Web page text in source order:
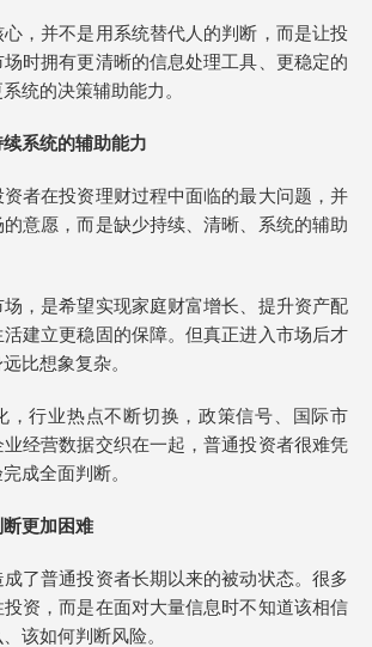
，并不是用系统替代人的判断，而是让投
时拥有更清晰的信息处理工具、更稳定的
统的决策辅助能力。
系统的辅助能力
者在投资理财过程中面临的最大问题，并
意愿，而是缺少持续、清晰、系统的辅助
，是希望实现家庭财富增长、提升资产配
建立更稳固的保障。但真正进入市场后才
比想象复杂。
，行业热点不断切换，政策信号、国际市
经营数据交织在一起，普通投资者很难凭
成全面判断。
更加困难
了普通投资者长期以来的被动状态。很多
投资，而是在面对大量信息时不知道该相信
该如何判断风险。